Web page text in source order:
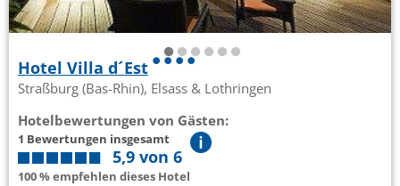
Hotel Villa d´Est
Straßburg (Bas-Rhin), Elsass & Lothringen
Hotelbewertungen von Gästen:
1 Bewertungen insgesamt
5,9 von 6
100 % empfehlen dieses Hotel